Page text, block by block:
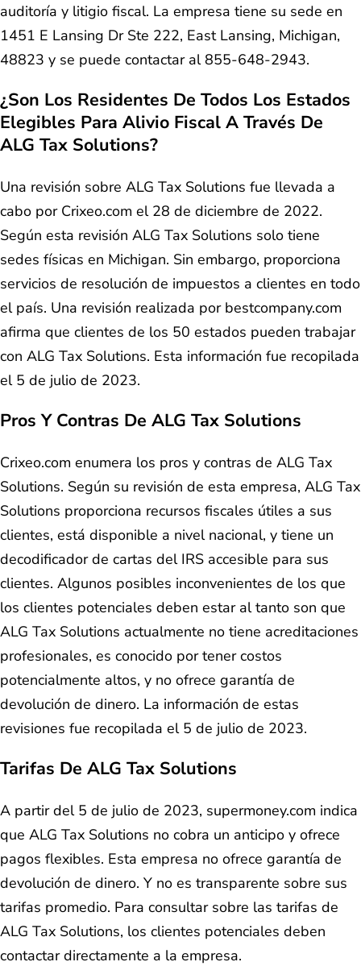
auditoría y litigio fiscal. La empresa tiene su sede en
1451 E Lansing Dr Ste 222, East Lansing, Michigan,
48823 y se puede contactar al 855-648-2943.
¿Son Los Residentes De Todos Los Estados
Elegibles Para Alivio Fiscal A Través De
ALG Tax Solutions?
Una revisión sobre ALG Tax Solutions fue llevada a
cabo por Crixeo.com el 28 de diciembre de 2022.
Según esta revisión ALG Tax Solutions solo tiene
sedes físicas en Michigan. Sin embargo, proporciona
servicios de resolución de impuestos a clientes en todo
el país. Una revisión realizada por bestcompany.com
afirma que clientes de los 50 estados pueden trabajar
con ALG Tax Solutions. Esta información fue recopilada
el 5 de julio de 2023.
Pros Y Contras De ALG Tax Solutions
Crixeo.com enumera los pros y contras de ALG Tax
Solutions. Según su revisión de esta empresa, ALG Tax
Solutions proporciona recursos fiscales útiles a sus
clientes, está disponible a nivel nacional, y tiene un
decodificador de cartas del IRS accesible para sus
clientes. Algunos posibles inconvenientes de los que
los clientes potenciales deben estar al tanto son que
ALG Tax Solutions actualmente no tiene acreditaciones
profesionales, es conocido por tener costos
potencialmente altos, y no ofrece garantía de
devolución de dinero. La información de estas
revisiones fue recopilada el 5 de julio de 2023.
Tarifas De ALG Tax Solutions
A partir del 5 de julio de 2023, supermoney.com indica
que ALG Tax Solutions no cobra un anticipo y ofrece
pagos flexibles. Esta empresa no ofrece garantía de
devolución de dinero. Y no es transparente sobre sus
tarifas promedio. Para consultar sobre las tarifas de
ALG Tax Solutions, los clientes potenciales deben
contactar directamente a la empresa.